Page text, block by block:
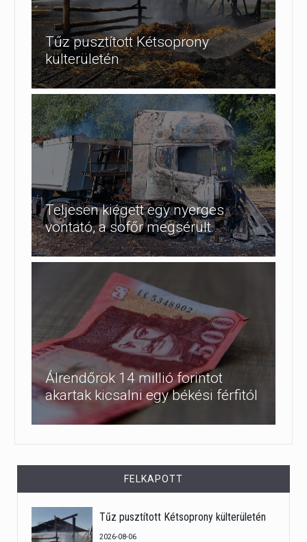
Tűz pusztított Kétsoprony
külterületén
Teljesen kiégett egy nyerges
vontató, a sofőr megsérült
Álrendőrök 14 millió forintot
akartak kicsalni egy békési férfitól
FELKAPOTT
Tűz pusztított Kétsoprony külterületén
2026-08-06